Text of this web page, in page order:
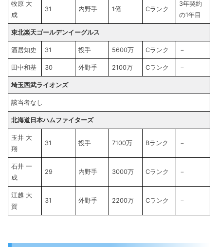
牧原 大
成
31 内野手 1億 Cランク
3年契約
の1年目
東北楽天ゴールデンイーグルス
酒居知史 31 投手 5600万 Cランク －
田中和基 30 外野手 2100万 Cランク －
埼玉西武ライオンズ
該当者なし
北海道日本ハムファイターズ
玉井 大
翔
31 投手 7100万 Bランク －
石井 一
成
29 内野手 3000万 Cランク －
江越 大
賀
31 外野手 2200万 Cランク －